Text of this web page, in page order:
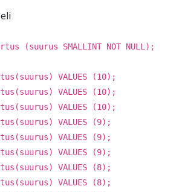
(suurus SMALLINT NOT NULL);
VALUES (10);
VALUES (10);
VALUES (10);
VALUES (9);
VALUES (9);
VALUES (9);
VALUES (8);
VALUES (8);